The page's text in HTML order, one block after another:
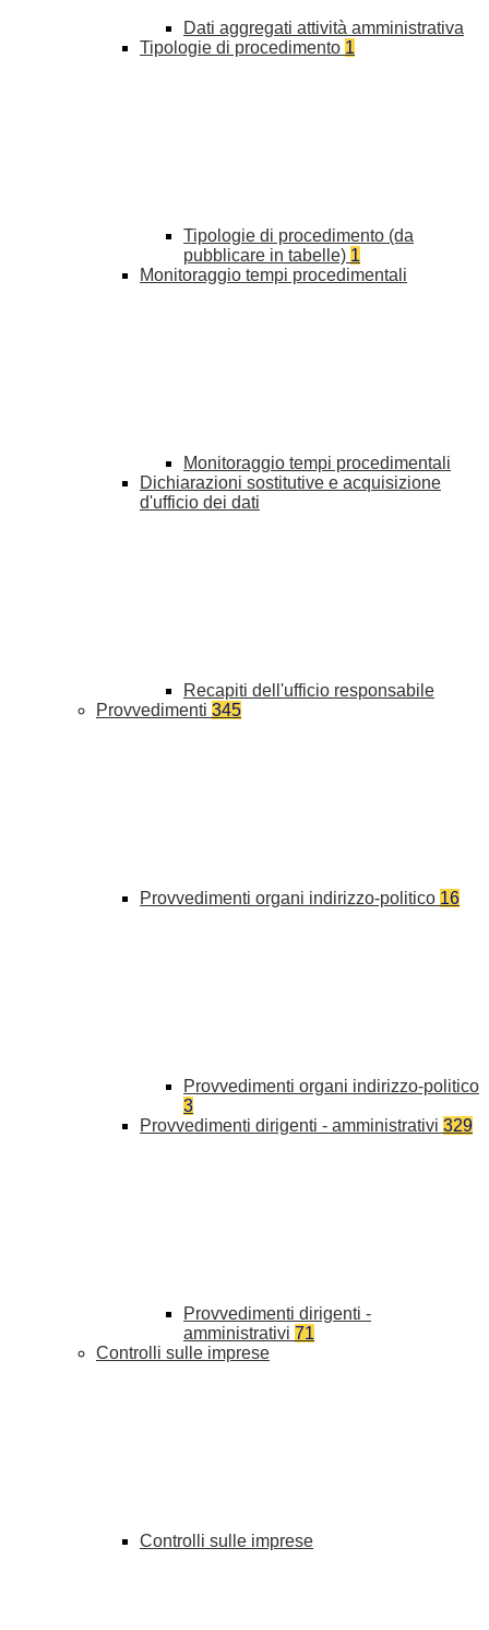
Dati aggregati attività amministrativa
Tipologie di procedimento 1
Tipologie di procedimento (da
pubblicare in tabelle) 1
Monitoraggio tempi procedimentali
Monitoraggio tempi procedimentali
Dichiarazioni sostitutive e acquisizione
d'ufficio dei dati
Recapiti dell'ufficio responsabile
Provvedimenti 345
Provvedimenti organi indirizzo-politico 16
Provvedimenti organi indirizzo-politico
3
Provvedimenti dirigenti - amministrativi 329
Provvedimenti dirigenti -
amministrativi 71
Controlli sulle imprese
Controlli sulle imprese